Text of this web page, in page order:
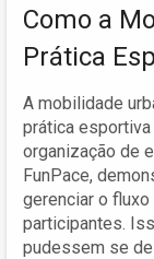
Como a
Prática
A mobilidade
prática esportiva
organização de
FunPace,
gerenciar o
participantes.
pudessem se